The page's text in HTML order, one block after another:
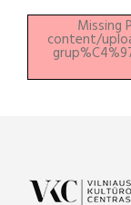
Missing
content/